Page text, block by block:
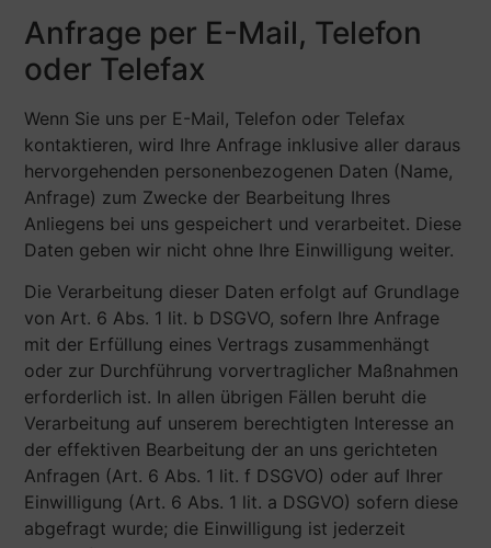
Anfrage per E-Mail, Telefon
oder Telefax
Wenn Sie uns per E-Mail, Telefon oder Telefax
kontaktieren, wird Ihre Anfrage inklusive aller daraus
hervorgehenden personenbezogenen Daten (Name,
Anfrage) zum Zwecke der Bearbeitung Ihres
Anliegens bei uns gespeichert und verarbeitet. Diese
Daten geben wir nicht ohne Ihre Einwilligung weiter.
Die Verarbeitung dieser Daten erfolgt auf Grundlage
von Art. 6 Abs. 1 lit. b DSGVO, sofern Ihre Anfrage
mit der Erfüllung eines Vertrags zusammenhängt
oder zur Durchführung vorvertraglicher Maßnahmen
erforderlich ist. In allen übrigen Fällen beruht die
Verarbeitung auf unserem berechtigten Interesse an
der effektiven Bearbeitung der an uns gerichteten
Anfragen (Art. 6 Abs. 1 lit. f DSGVO) oder auf Ihrer
Einwilligung (Art. 6 Abs. 1 lit. a DSGVO) sofern diese
abgefragt wurde; die Einwilligung ist jederzeit